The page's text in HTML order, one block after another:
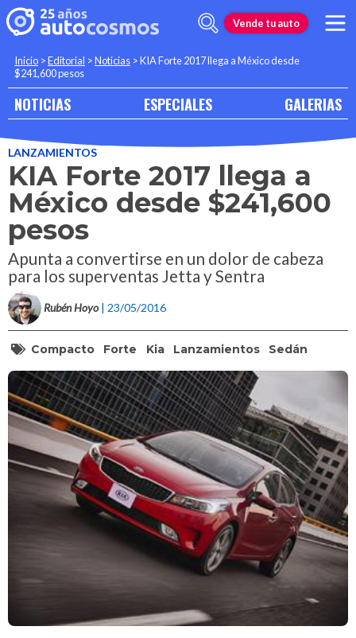
Vende tu auto
Inicio >Editorial >Noticias >KIA Forte 2017 llega a México desde
$241,600 pesos
NOTICIAS ESPECIALES GALERIAS
LANZAMIENTOS
KIA Forte 2017 llega a
México desde $241,600
pesos
Apunta a convertirse en un dolor de cabeza
para los superventas Jetta y Sentra
Rubén Hoyo | 23/05/2016
Compacto Forte Kia Lanzamientos Sedán